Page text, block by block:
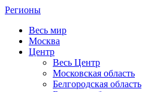
Регионы
Весь мир
Москва
Центр
Весь Центр
Московская область
Белгородская область